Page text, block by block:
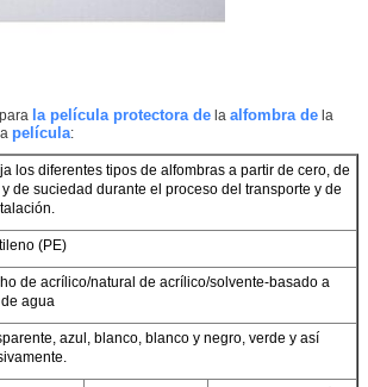
la película protectora de la alfombra de la
película:
los diferentes tipos de alfombras a partir de cero, de
de suciedad durante el proceso del transporte y de
(PE)
de acrílico/natural de acrílico/solvente-basado a
agua
azul, blanco, blanco y negro, verde y así